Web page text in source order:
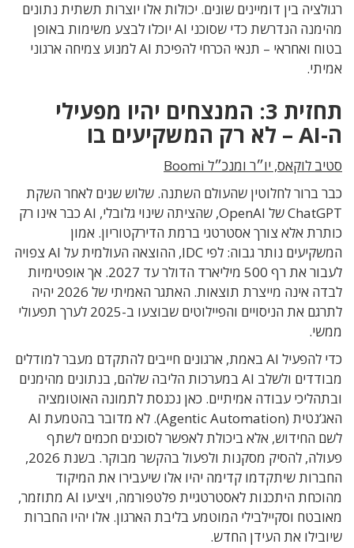
רגולציה בין דומיינים שונים. יכולות אלו יוצרות תשתית נתונים
מהימנה הנדרשת כדי שסוכני AI יוכלו לבצע משימות באופן
בטוח ואחראי – תנאי הכרחי להפיכת AI למנוע צמיחה ארגוני
אמיתי.
תחזית 3: המנצחים יהיו מפעילי
ה-AI – לא רק המשקיעים בו
סטיב לוקאס, יו״ר ומנכ״ל Boomi
כבר ברור לחלוטין שהעולם השתנה. שלוש שנים לאחר השקת
ChatGPT של OpenAI, שהציתה שינוי גלובלי, AI כבר אינו רק
כותרת אלא צורך אסטרטגי ברמת הדירקטוריון. אמון
המשקיעים נותר גבוה: לפי IDC, ההוצאה העולמית על AI צפויה
לעבור את רף 500 מיליארד הדולר עד 2027. אך אופטימיות
לבדה אינה מייצרת תוצאות. האתגר האמיתי של 2026 יהיה
לתרגם את הניסויים והפיילוטים שבוצעו ב-2025 לערך תפעולי
ממשי.
כדי להפעיל AI באמת, ארגונים חייבים להתקדם מעבר למודלים
מבודדים ולשלב AI במערכות הליבה שלהם, בנתונים מהימנים
ובתהליכי עבודה אמיתיים. כאן נכנסת לתמונה האוטומציה
האג’נטית (Agentic Automation). לא מדובר בהטמעת AI
לשם החידוש, אלא ביכולת לאפשר לסוכנים חכמים לשתף
פעולה, להסיק מסקנות ולפעול בהקשר מבוקר. בשנת 2026,
החברות שיתקדמו קדימה יהיו אלו שיעבירו את המיקוד
מהוכחת היתכנות לאסטרטגיית פלטפורמה, ויציעו AI מתוזמר,
מאובטח וסקיילבילי המוטמע בליבת הארגון. אלו יהיו החברות
שיובילו את העידן החדש.